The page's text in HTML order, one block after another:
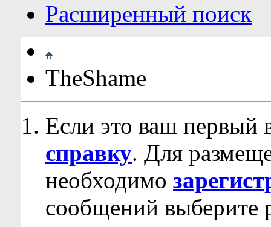
Расширенный поиск
TheShame
Если это ваш первый
справку. Для
необходимо
сообщений выберите